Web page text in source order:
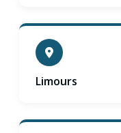
Limours